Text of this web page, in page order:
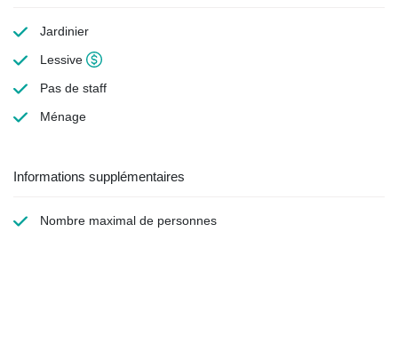
Jardinier
Lessive
Pas de staff
Ménage
Informations supplémentaires
Nombre maximal de personnes